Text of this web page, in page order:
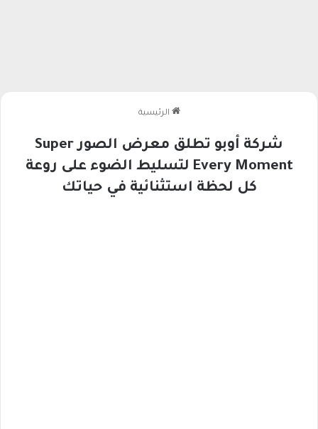
الرئيسية
شركة أوبو تطلق معرض الصور Super
Every Moment لتسليط الضوء على روعة
كل لحظة استثنائية في حياتك